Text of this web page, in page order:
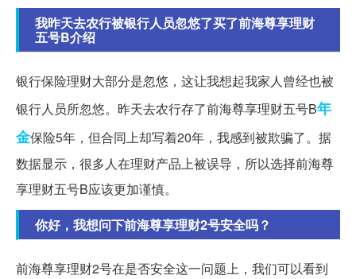
我昨天去农行被银行人员忽悠了买了前海尊享理财
五号B介绍
银行保险理财大部分是忽悠，这让我想起我家人曾经也被
银行人员所忽悠。昨天去农行存了前海尊享理财五号B年
金保险5年，但合同上却写着20年，我感到被欺骗了。据
数据显示，很多人在理财产品上被误导，所以选择前海尊
享理财五号B应该更加谨慎。
你好，我想问下前海尊享理财2号安全吗？
前海尊享理财2号在是否安全这一问题上，我们可以看到